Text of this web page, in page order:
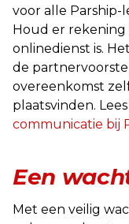
voor alle Parship-
Houd er rekening
onlinedienst is.
de
overeenkomst
plaatsvinden. Lees
communicatie bij
Een
Met een veilig